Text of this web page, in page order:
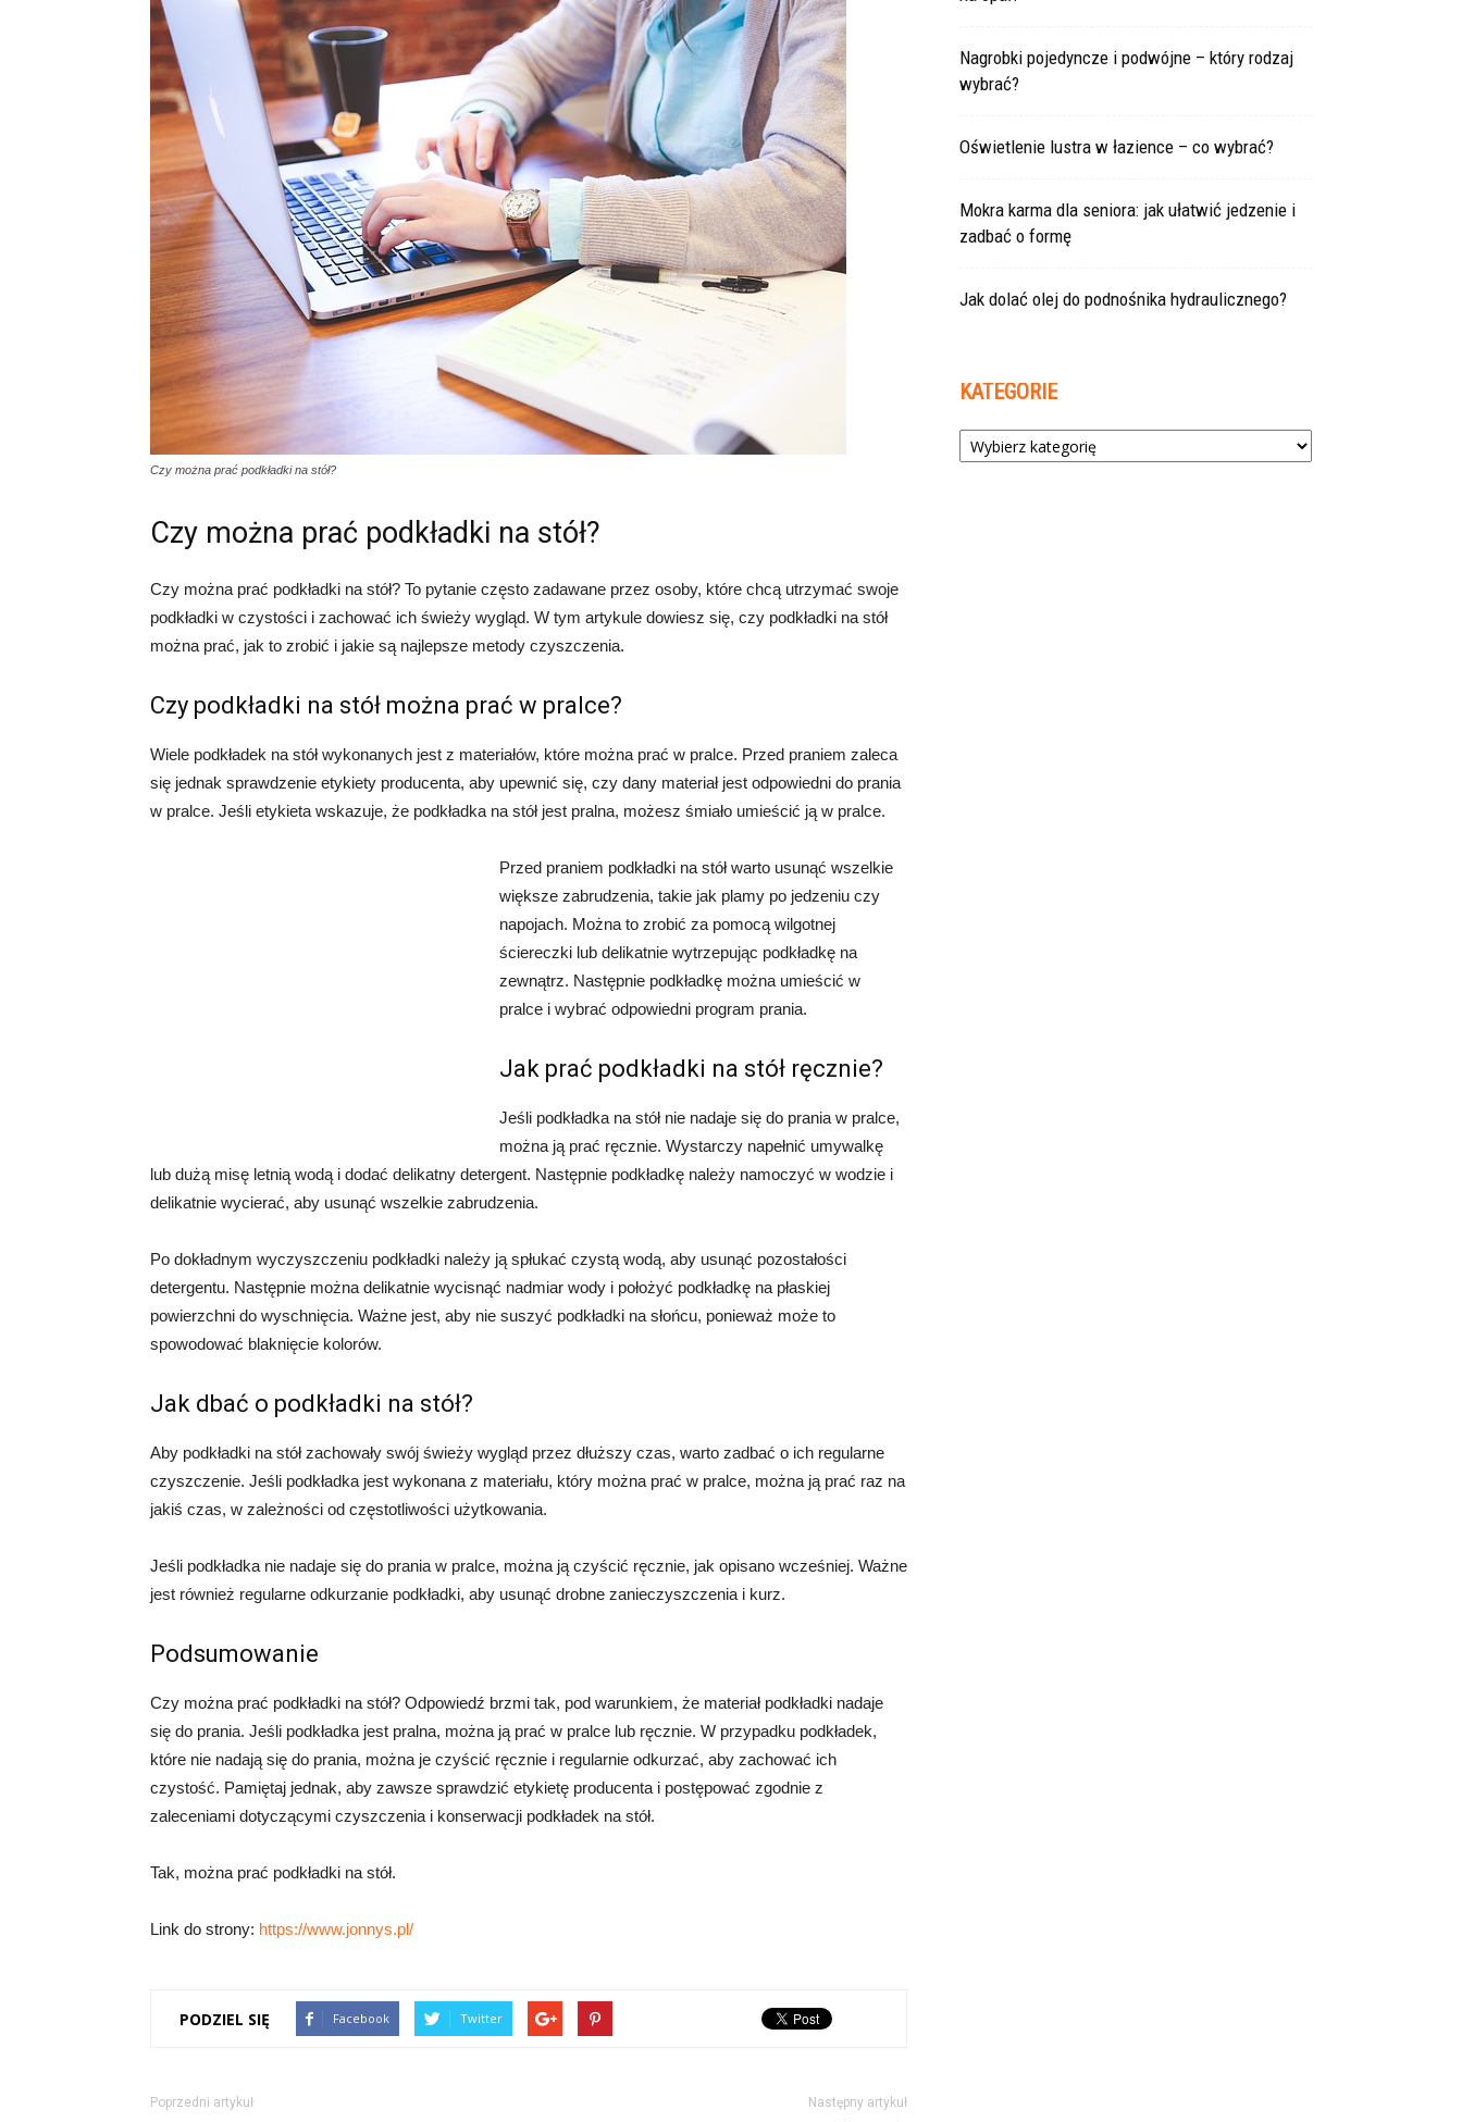
Czy można prać podkładki na stół?
Czy można prać podkładki na stół?
Czy można prać podkładki na stół? To pytanie często zadawane przez osoby, które chcą utrzymać swoje
podkładki w czystości i zachować ich świeży wygląd. W tym artykule dowiesz się, czy podkładki na stół
można prać, jak to zrobić i jakie są najlepsze metody czyszczenia.
Czy podkładki na stół można prać w pralce?
Wiele podkładek na stół wykonanych jest z materiałów, które można prać w pralce. Przed praniem zaleca
się jednak sprawdzenie etykiety producenta, aby upewnić się, czy dany materiał jest odpowiedni do prania
w pralce. Jeśli etykieta wskazuje, że podkładka na stół jest pralna, możesz śmiało umieścić ją w pralce.
Przed praniem podkładki na stół warto usunąć wszelkie
większe zabrudzenia, takie jak plamy po jedzeniu czy
napojach. Można to zrobić za pomocą wilgotnej
ściereczki lub delikatnie wytrzepując podkładkę na
zewnątrz. Następnie podkładkę można umieścić w
pralce i wybrać odpowiedni program prania.
Jak prać podkładki na stół ręcznie?
Jeśli podkładka na stół nie nadaje się do prania w pralce,
można ją prać ręcznie. Wystarczy napełnić umywalkę
lub dużą misę letnią wodą i dodać delikatny detergent. Następnie podkładkę należy namoczyć w wodzie i
delikatnie wycierać, aby usunąć wszelkie zabrudzenia.
Po dokładnym wyczyszczeniu podkładki należy ją spłukać czystą wodą, aby usunąć pozostałości
detergentu. Następnie można delikatnie wycisnąć nadmiar wody i położyć podkładkę na płaskiej
powierzchni do wyschnięcia. Ważne jest, aby nie suszyć podkładki na słońcu, ponieważ może to
spowodować blaknięcie kolorów.
Jak dbać o podkładki na stół?
Aby podkładki na stół zachowały swój świeży wygląd przez dłuższy czas, warto zadbać o ich regularne
czyszczenie. Jeśli podkładka jest wykonana z materiału, który można prać w pralce, można ją prać raz na
jakiś czas, w zależności od częstotliwości użytkowania.
Jeśli podkładka nie nadaje się do prania w pralce, można ją czyścić ręcznie, jak opisano wcześniej. Ważne
jest również regularne odkurzanie podkładki, aby usunąć drobne zanieczyszczenia i kurz.
Podsumowanie
Czy można prać podkładki na stół? Odpowiedź brzmi tak, pod warunkiem, że materiał podkładki nadaje
się do prania. Jeśli podkładka jest pralna, można ją prać w pralce lub ręcznie. W przypadku podkładek,
które nie nadają się do prania, można je czyścić ręcznie i regularnie odkurzać, aby zachować ich
czystość. Pamiętaj jednak, aby zawsze sprawdzić etykietę producenta i postępować zgodnie z
zaleceniami dotyczącymi czyszczenia i konserwacji podkładek na stół.
Tak, można prać podkładki na stół.
Link do strony: https://www.jonnys.pl/
PODZIEL SIĘ Facebook Twitter
Poprzedni artykuł Następny artykuł
Nagrobki pojedyncze i podwójne – który rodzaj
wybrać?
Oświetlenie lustra w łazience – co wybrać?
Mokra karma dla seniora: jak ułatwić jedzenie i
zadbać o formę
Jak dolać olej do podnośnika hydraulicznego?
KATEGORIE
Kategorie